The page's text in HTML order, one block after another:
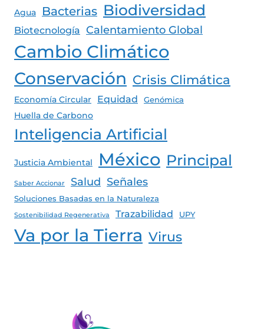
Agua Bacterias Biodiversidad
Biotecnología Calentamiento Global
Cambio Climático
Conservación Crisis Climática
Economía Circular Equidad Genómica
Huella de Carbono
Inteligencia Artificial
Justicia Ambiental México Principal
Saber Accionar Salud Señales
Soluciones Basadas en la Naturaleza
Sostenibilidad Regenerativa Trazabilidad UPY
Va por la Tierra Virus